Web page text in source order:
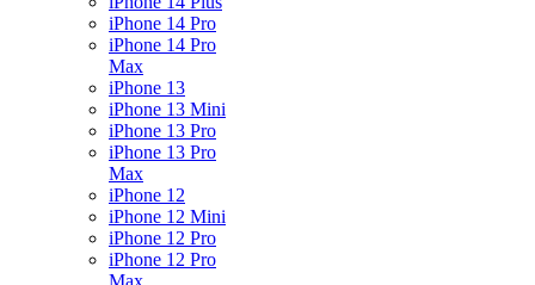
iPhone 14 Pro
iPhone 14 Pro
Max
iPhone 13
iPhone 13 Mini
iPhone 13 Pro
iPhone 13 Pro
Max
iPhone 12
iPhone 12 Mini
iPhone 12 Pro
iPhone 12 Pro
Max